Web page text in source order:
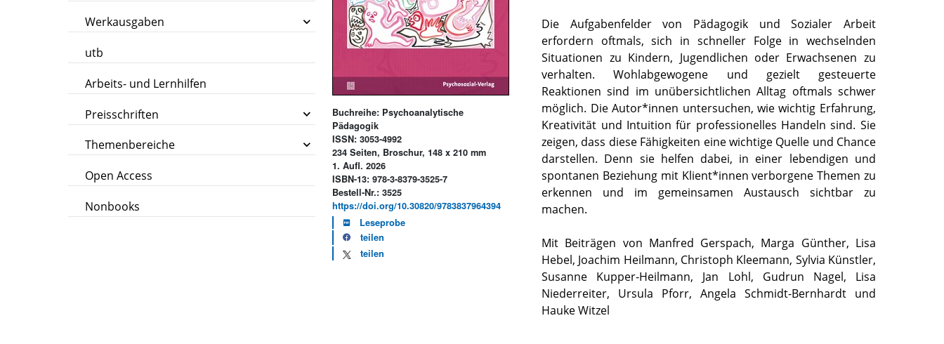
Werkausgaben
utb
Arbeits- und Lernhilfen
Preisschriften
Themenbereiche
Open Access
Nonbooks
Buchreihe: Psychoanalytische
Pädagogik
ISSN: 3053-4992
234 Seiten, Broschur, 148 x 210 mm
1. Aufl. 2026
ISBN-13: 978-3-8379-3525-7
Bestell-Nr.: 3525
https://doi.org/10.30820/9783837964394
Leseprobe
teilen
teilen
Die Aufgabenfelder von Pädagogik und Sozialer Arbeit
erfordern oftmals, sich in schneller Folge in wechselnden
Situationen zu Kindern, Jugendlichen oder Erwachsenen zu
verhalten. Wohlabgewogene und gezielt gesteuerte
Reaktionen sind im unübersichtlichen Alltag oftmals schwer
möglich. Die Autor*innen untersuchen, wie wichtig Erfahrung,
Kreativität und Intuition für professionelles Handeln sind. Sie
zeigen, dass diese Fähigkeiten eine wichtige Quelle und Chance
darstellen. Denn sie helfen dabei, in einer lebendigen und
spontanen Beziehung mit Klient*innen verborgene Themen zu
erkennen und im gemeinsamen Austausch sichtbar zu
machen.
Mit Beiträgen von Manfred Gerspach, Marga Günther, Lisa
Hebel, Joachim Heilmann, Christoph Kleemann, Sylvia Künstler,
Susanne Kupper-Heilmann, Jan Lohl, Gudrun Nagel, Lisa
Niederreiter, Ursula Pforr, Angela Schmidt-Bernhardt und
Hauke Witzel